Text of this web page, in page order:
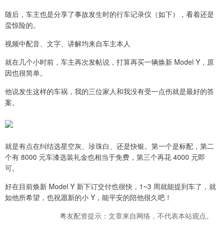
随后，车主也是分享了事故发生时的行车记录仪（如下），看着还是
蛮惊险的。
视频中配音、文字、讲解均来自车主本人
就在几个小时前，车主再次发帖说，打算再买一辆焕新 Model Y，原
因也很简单。
他说发生这样的车祸，我的三位家人和我没有受一点伤就是最好的答
案。
就是有点在纠结选星空灰、珍珠白、还是快银。第一个是标配，第二
个有 8000 元车漆选装礼金也相当于免费，第三个再花 4000 元即
可。
好在目前焕新 Model Y 新下订交付也很快，1~3 周就能提到车了，就
如他所希望，也祝愿新的小 Y，能平安的陪他很久吧！
粤友配资提示：文章来自网络，不代表本站观点。